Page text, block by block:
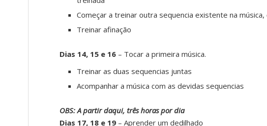
Começar a treinar outra sequencia existente na
Treinar afinação
Dias 14, 15 e 16 – Tocar a primeira música.
Treinar as duas sequencias juntas
Acompanhar a música com as devidas sequencias
OBS: A partir daqui, três horas por dia
Dias 17, 18 e 19 – Aprender um dedilhado